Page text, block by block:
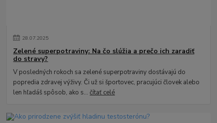
28.07.2025
Zelené superpotraviny: Na čo slúžia a prečo ich zaradiť
do stravy?
V posledných rokoch sa zelené superpotraviny dostávajú do
popredia zdravej výživy. Či už si športovec, pracujúci človek alebo
len hľadáš spôsob, ako s...čítať celé